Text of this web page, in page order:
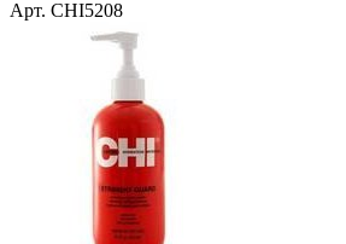
Арт. CHI5208